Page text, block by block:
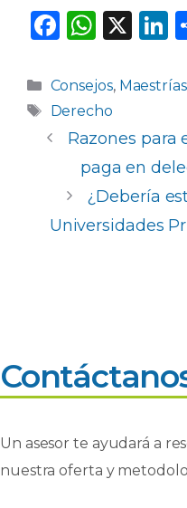
F
c
e
b
o
k
W
a
ts
A
p
p
X
k
n
Categorías
Consejos, Maestrías
Etiquetas
Derecho
Razones para
paga en
¿Debería
Universidades
Un asesor te ayudará a
nuestra oferta y